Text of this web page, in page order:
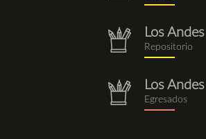
repositorio.png
Los Andes
Repositorio
repositorio.png
Los Andes
Egresados